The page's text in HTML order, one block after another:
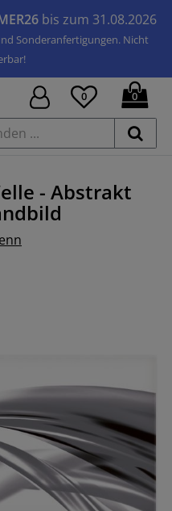
bis zum 31.08.2026
Sonderanfertigungen. Nicht
0 0
- Abstrakt